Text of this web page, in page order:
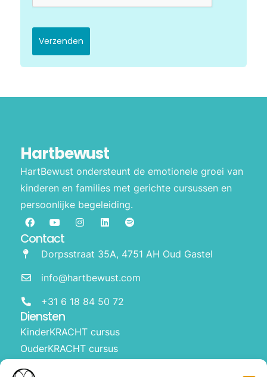
Verzenden
Hartbewust
HartBewust ondersteunt de emotionele groei van
kinderen en families met gerichte cursussen en
persoonlijke begeleiding.
Diensten
KinderKRACHT cursus
OuderKRACHT cursus
HartBewust op school
Contact
Dorpsstraat 35A, 4751 AH Oud Gastel
info@hartbewust.com
+31 6 18 84 50 72